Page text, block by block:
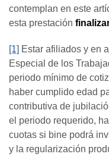
contemplan en este
esta prestación
[1] Estar afiliados y en
Especial de los
periodo mínimo de
haber cumplido edad
contributiva de
el periodo requerido,
cuotas si bine podrá
y la regularización